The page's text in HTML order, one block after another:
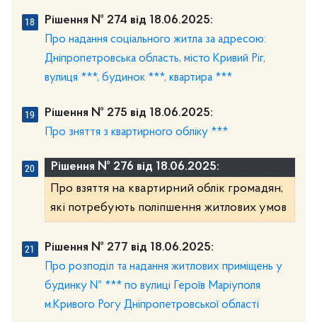
Рішення № 274 від 18.06.2025:
Про надання соціального житла за адресою:
Дніпропетровська область, місто Кривий Ріг,
вулиця ***, будинок ***, квартира ***
Рішення № 275 від 18.06.2025:
Про зняття з квартирного обліку ***
Рішення № 276 від 18.06.2025:
Про взяття на квартирний облік громадян,
які потребують поліпшення житлових умов
Рішення № 277 від 18.06.2025:
Про розподіл та надання житлових приміщень у
будинку № *** по вулиці Героїв Маріуполя
м.Кривого Рогу Дніпропетровської області